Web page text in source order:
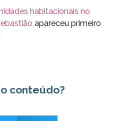
habitacionais no
apareceu primeiro
conteúdo?